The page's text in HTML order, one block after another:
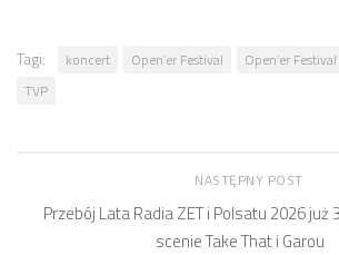
Tagi: koncert Open’er Festival Open’er
TVP
NASTĘPNY POST
Przebój Lata Radia ZET i Polsatu 2026 już
scenie Take That i Garou